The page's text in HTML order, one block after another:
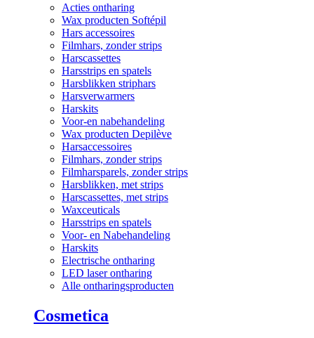
Acties ontharing
Wax producten Softépil
Hars accessoires
Filmhars, zonder strips
Harscassettes
Harsstrips en spatels
Harsblikken striphars
Harsverwarmers
Harskits
Voor-en nabehandeling
Wax producten Depilève
Harsaccessoires
Filmhars, zonder strips
Filmharsparels, zonder strips
Harsblikken, met strips
Harscassettes, met strips
Waxceuticals
Harsstrips en spatels
Voor- en Nabehandeling
Harskits
Electrische ontharing
LED laser ontharing
Alle ontharingsproducten
Cosmetica